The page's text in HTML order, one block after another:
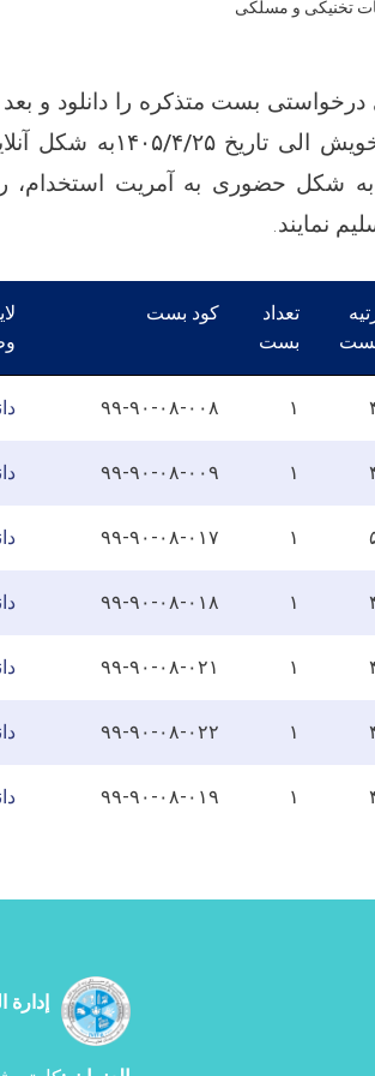
تخنیکی و مسلکی
بست‌ متذکره را دانلود و بعد
الی تاریخ۱۴۰۵/۴/۲۵به شکل
به شکل حضوری به آمریت استخدام،
نمایند.
تعداد
بست
کود بست
۱ ۹۹-۹۰-۰۸-۰۰۸
۱ ۹۹-۹۰-۰۸-۰۰۹
۱ ۹۹-۹۰-۰۸-۰۱۷
۱ ۹۹-۹۰-۰۸-۰۱۸
۱ ۹۹-۹۰-۰۸-۰۲۱
۱ ۹۹-۹۰-۰۸-۰۲۲
۱ ۹۹-۹۰-۰۸-۰۱۹
إدارة